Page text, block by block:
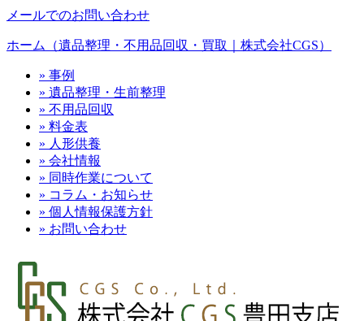
メールでのお問い合わせ
ホーム（遺品整理・不用品回収・買取｜株式会社CGS）
» 事例
» 遺品整理・生前整理
» 不用品回収
» 料金表
» 人形供養
» 会社情報
» 同時作業について
» コラム・お知らせ
» 個人情報保護方針
» お問い合わせ